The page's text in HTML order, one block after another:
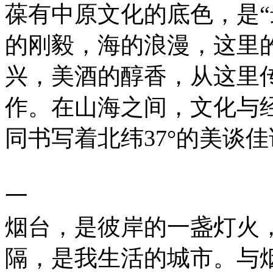
葆有中原文化的底色，是
的刚毅，海的浪漫，这里
兴，美酒的醇香，从这里
作。在山海之间，文化与
同书写着北纬37°的美谈
一
烟台，是彼岸的一盏灯火
隔，是我生活的城市。与